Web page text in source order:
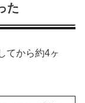
た
てから約4ヶ